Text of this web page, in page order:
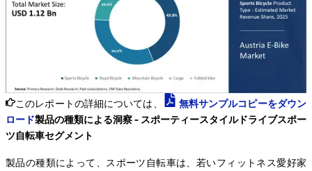
このレポートの詳細については、
無料サンプルコピーをダウン
ロード製品の種類による洞察 - スポーティースタイルドライブスポー
ツ自転車セグメント
製品の種類によって、スポーツ自転車は、若いフィットネス愛好家